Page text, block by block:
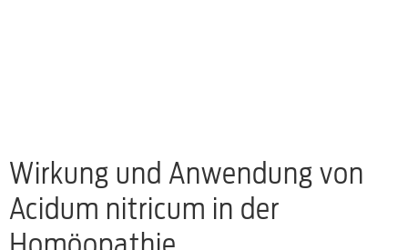
Wirkung und Anwendung von
Acidum nitricum in der